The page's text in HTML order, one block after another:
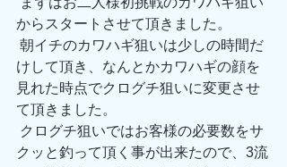
からスタートさせて頂きました。
けして頂き、なんとかカワハギの顔を
見れた時点でクログチ狙いに変更させ
て頂きました。
クッと釣って頂く事が出来たので、3流